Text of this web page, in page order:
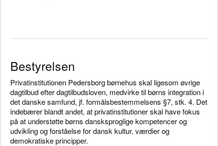
Bestyrelsen
Privatinstitutionen Pedersborg børnehus skal ligesom øvrige
dagtilbud efter dagtilbudsloven, medvirke til børns integration i
det danske samfund, jf. formålsbestemmelsens §7, stk. 4. Det
indebærer blandt andet, at privatinstitutioner skal have fokus
på at understøtte børns dansksproglige kompetencer og
udvikling og forståelse for dansk kultur, værdier og
demokratiske principper.